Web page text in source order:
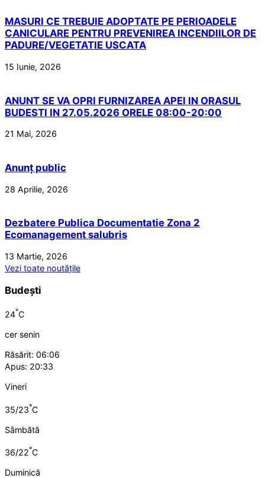
MASURI CE TREBUIE ADOPTATE PE PERIOADELE
CANICULARE PENTRU PREVENIREA INCENDIILOR DE
PADURE/VEGETATIE USCATA
15 Iunie, 2026
ANUNT SE VA OPRI FURNIZAREA APEI IN ORASUL
BUDESTI IN 27.05.2026 ORELE 08:00-20:00
21 Mai, 2026
Anunț public
28 Aprilie, 2026
Dezbatere Publica Documentatie Zona 2
Ecomanagement salubris
13 Martie, 2026
Vezi toate noutățile
Budești
24°C
cer senin
Răsărit: 06:06
Apus: 20:33
Vineri
35/23°C
Sâmbătă
36/22°C
Duminică